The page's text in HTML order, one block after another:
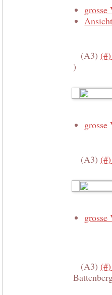
grosse
(A3) (#)
)
grosse
(A3) (#)
grosse
(A3) (#)